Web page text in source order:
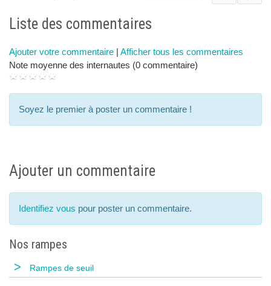
Liste des commentaires
Ajouter votre commentaire | Afficher tous les commentaires
Note moyenne des internautes (0 commentaire)
Soyez le premier à poster un commentaire !
Ajouter un commentaire
Identifiez vous pour poster un commentaire.
Nos rampes
> Rampes de seuil